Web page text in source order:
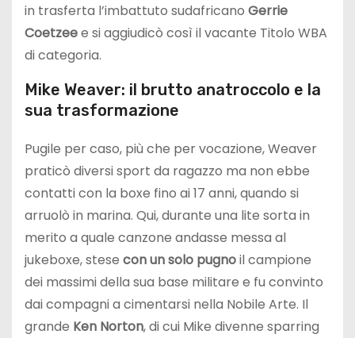
in trasferta l’imbattuto sudafricano Gerrie
Coetzeee si aggiudicò così il vacante Titolo WBA
di categoria.
Mike Weaver: il brutto anatroccolo e la
sua trasformazione
Pugile per caso, più che per vocazione, Weaver
praticò diversi sport da ragazzo ma non ebbe
contatti con la boxe fino ai 17 anni, quando si
arruolò in marina. Qui, durante una lite sorta in
merito a quale canzone andasse messa al
jukeboxe, stese con un solo pugnoil campione
dei massimi della sua base militare e fu convinto
dai compagni a cimentarsi nella Nobile Arte. Il
grande Ken Norton, di cui Mike divenne sparring